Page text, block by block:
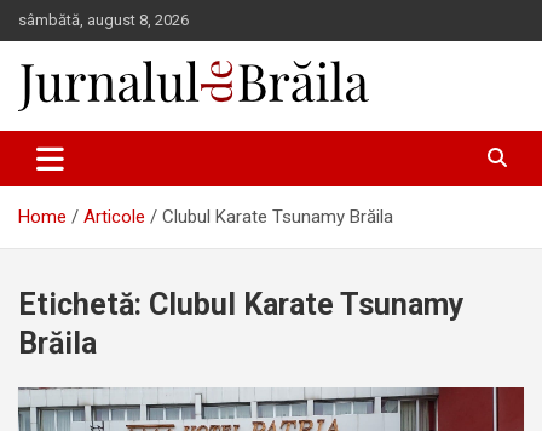
Skip
to
content
sâmbătă, august 8, 2026
Jurnalul de Brăila
Home Articole Clubul Karate Tsunamy Brăila
Etichetă: Clubul Karate Tsunamy
Brăila